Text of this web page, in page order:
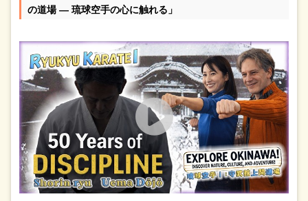
の道場 ― 琉球空手の心に触れる」